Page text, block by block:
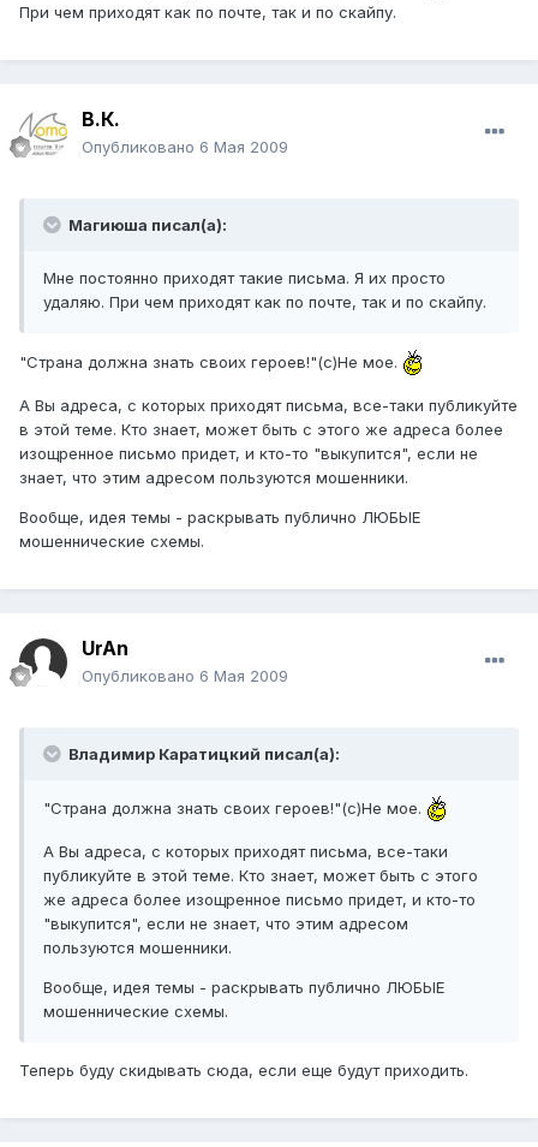
При чем приходят как по почте, так и по скайпу.
В.К.
Опубликовано 6 Мая 2009
Магиюша писал(а):
Мне постоянно приходят такие письма. Я их просто
удаляю. При чем приходят как по почте, так и по скайпу.
"Страна должна знать своих героев!"(с)Не мое.
А Вы адреса, с которых приходят письма, все-таки публикуйте
в этой теме. Кто знает, может быть с этого же адреса более
изощренное письмо придет, и кто-то "выкупится", если не
знает, что этим адресом пользуются мошенники.
Вообще, идея темы - раскрывать публично ЛЮБЫЕ
мошеннические схемы.
UrAn
Опубликовано 6 Мая 2009
Владимир Каратицкий писал(а):
"Страна должна знать своих героев!"(с)Не мое.
А Вы адреса, с которых приходят письма, все-таки
публикуйте в этой теме. Кто знает, может быть с этого
же адреса более изощренное письмо придет, и кто-то
"выкупится", если не знает, что этим адресом
пользуются мошенники.
Вообще, идея темы - раскрывать публично ЛЮБЫЕ
мошеннические схемы.
Теперь буду скидывать сюда, если еще будут приходить.